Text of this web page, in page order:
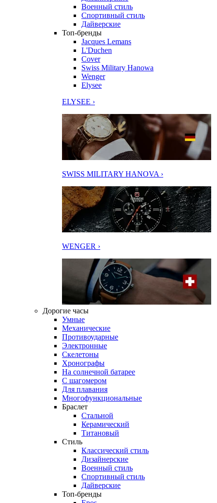
Военный стиль
Спортивный стиль
Дайверские
Топ-бренды
Jacques Lemans
L'Duchen
Cover
Swiss Military Hanowa
Wenger
Elysee
ELYSEE ›
SWISS MILITARY HANOVA ›
WENGER ›
Дорогие часы
Умные
Механические
Противоударные
Электронные
Скелетоны
Хронографы
На солнечной батарее
С шагомером
Для плавания
Многофункциональные
Браслет
Стальной
Керамический
Титановый
Стиль
Классический стиль
Дизайнерские
Военный стиль
Спортивный стиль
Дайверские
Топ-бренды